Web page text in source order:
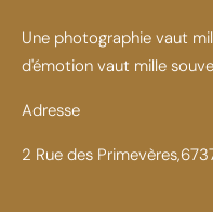
Une photographie vaut
d'émotion vaut mille
Adresse
2 Rue des